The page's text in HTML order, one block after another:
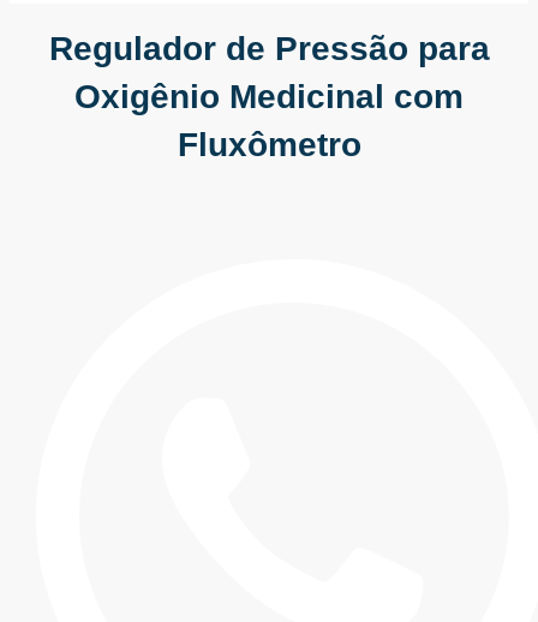
Regulador de Pressão para
Oxigênio Medicinal com
Fluxômetro